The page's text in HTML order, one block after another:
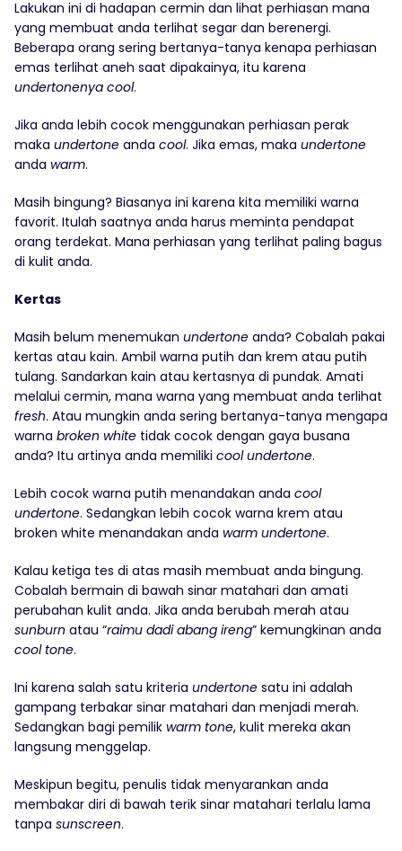
Lakukan ini di hadapan cermin dan lihat perhiasan mana
yang membuat anda terlihat segar dan berenergi.
Beberapa orang sering bertanya-tanya kenapa perhiasan
emas terlihat aneh saat dipakainya, itu karena
undertonenya cool.
Jika anda lebih cocok menggunakan perhiasan perak
maka undertone anda cool. Jika emas, maka undertone
anda warm.
Masih bingung? Biasanya ini karena kita memiliki warna
favorit. Itulah saatnya anda harus meminta pendapat
orang terdekat. Mana perhiasan yang terlihat paling bagus
di kulit anda.
Kertas
Masih belum menemukan undertone anda? Cobalah pakai
kertas atau kain. Ambil warna putih dan krem atau putih
tulang. Sandarkan kain atau kertasnya di pundak. Amati
melalui cermin, mana warna yang membuat anda terlihat
fresh. Atau mungkin anda sering bertanya-tanya mengapa
warna broken white tidak cocok dengan gaya busana
anda? Itu artinya anda memiliki cool undertone.
Lebih cocok warna putih menandakan anda cool
undertone. Sedangkan lebih cocok warna krem atau
broken white menandakan anda warm undertone.
Kalau ketiga tes di atas masih membuat anda bingung.
Cobalah bermain di bawah sinar matahari dan amati
perubahan kulit anda. Jika anda berubah merah atau
sunburn atau “raimu dadi abang ireng” kemungkinan anda
cool tone.
Ini karena salah satu kriteria undertone satu ini adalah
gampang terbakar sinar matahari dan menjadi merah.
Sedangkan bagi pemilik warm tone, kulit mereka akan
langsung menggelap.
Meskipun begitu, penulis tidak menyarankan anda
membakar diri di bawah terik sinar matahari terlalu lama
tanpa sunscreen.